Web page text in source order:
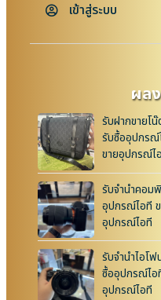
เข้าสู่ระบบ
ผล
รับฝากขายโ
รับซื้ออุปกรณ์
ขายอุปกรณ์ไ
รับจำนำคอม
อุปกรณ์ไอที
อุปกรณ์ไอที
รับจำนำไอโ
ซื้ออุปกรณ์ไอ
อุปกรณ์ไอที